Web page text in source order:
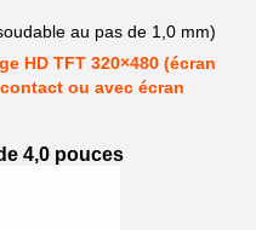
au pas de 1,0 mm)
HD TFT 320×480 (écran
ou avec écran
4,0 pouces